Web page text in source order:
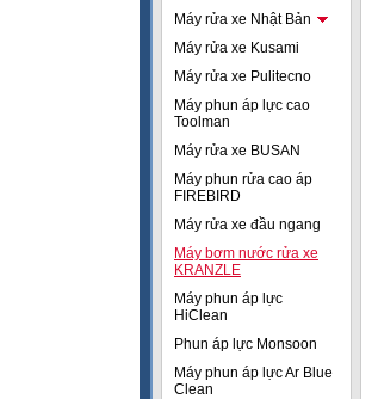
Máy rửa xe Nhật Bản
Máy rửa xe Kusami
Máy rửa xe Pulitecno
Máy phun áp lực cao
Toolman
Máy rửa xe BUSAN
Máy phun rửa cao áp
FIREBIRD
Máy rửa xe đầu ngang
Máy bơm nước rửa xe
KRANZLE
Máy phun áp lực
HiClean
Phun áp lực Monsoon
Máy phun áp lực Ar Blue
Clean